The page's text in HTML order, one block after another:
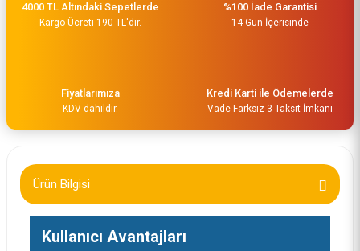
4000 TL Altındaki Sepetlerde
Kargo Ücreti 190 TL'dir.
%100 İade Garantisi
14 Gün İçerisinde
Fiyatlarımıza
KDV dahildir.
Kredi Karti ile Ödemelerde
Vade Farksız 3 Taksit İmkanı
Ürün Bilgisi
Kullanıcı Avantajları